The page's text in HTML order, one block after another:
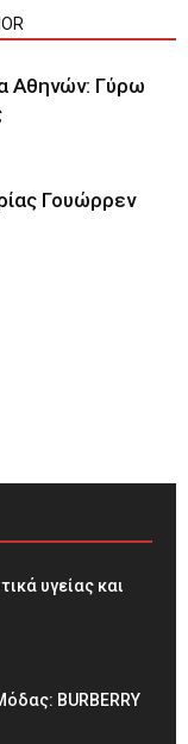
Αθηνών: Γύρω
Γουώρρεν
υγείας και
BURBERRY